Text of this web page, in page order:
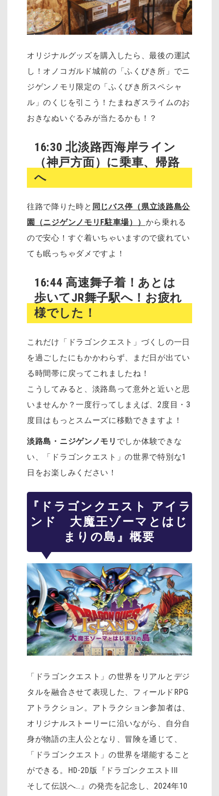
オリジナルグッズを購入したら、最後の運試
し！オノコガルド城前の「ふくびき所」でニ
ジゲンノモリ限定の「ふくびき所スペシャ
ル」のくじを引こう！たまねぎスライムのお
おきなぬいぐるみが当たるかも！？
16:30 北淡路西海岸ライン
（神戸方面）に乗車、帰路
へ
往路で降りた時と 同じバス停（県立淡路島公
園（ニジゲンノモリF駐車場）） から乗れる
ので安心！すぐ着いちゃいますので疲れてい
ても眠っちゃダメですよ！
16:44 高速舞子着！あとは
歩いてJR舞子駅へ！お疲れ
様でした！
これだけ「ドラゴンクエスト」づくしの一日
を過ごしたにもかかわらず、まだ日が出てい
る時間帯に戻ってこれましたね！
こうしてみると、淡路島って意外と近いと思
いませんか？一度行ってしまえば、2度目・3
度目はもっとスムーズに移動できますよ！
淡路島・ニジゲンノモリ でしか体験できな
い、「ドラゴンクエスト」の世界で特別な1
日をお楽しみください！
『ドラゴンクエスト アイラ
ンド 大魔王ゾーマとはじ
まりの島』概要
「ドラゴンクエスト」の世界をリアルとデジ
タルを融合させて表現した、フィールドRPG
アトラクション。アトラクション参加者は、
オリジナルストーリーに沿いながら、自分自
身が物語の主人公となり、冒険を通じて、
「ドラゴンクエスト」の世界を堪能すること
ができる。HD-2D版『ドラゴンクエストIII
そして伝説へ…』の発売を記念し、2024年10